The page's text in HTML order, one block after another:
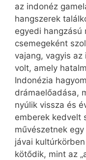
az indonéz
hangszerek
egyedi hangzású
csemegeként
vajang, vagyis
volt, amely
Indonézia
drámaelőadása,
nyúlik vissza és
emberek kedvelt
művészetnek
jávai
kötődik, mint az